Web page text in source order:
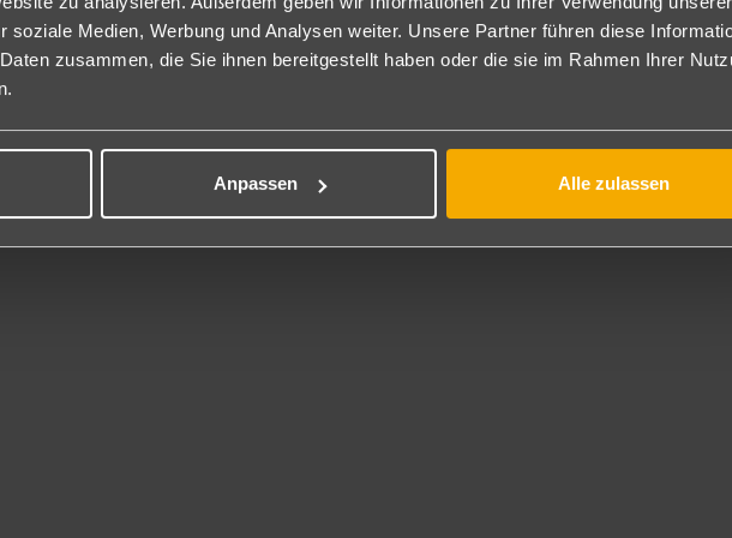
soziale Medien, Werbung und Analysen weiter. Unsere Partner führen diese
zusammen, die Sie ihnen bereitgestellt haben oder die sie im Rahmen Ihrer
Anpassen Alle zulassen
und Abendessen im "MIRAGE" Restaurant in Buffetform.
Inklusive
mit atemberaubendem Ausblick.